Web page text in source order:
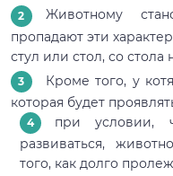
Животному
пропадают эти
стул или стол, со стола
Кроме того, у
которая будет
при условии,
развиваться,
того, как долго